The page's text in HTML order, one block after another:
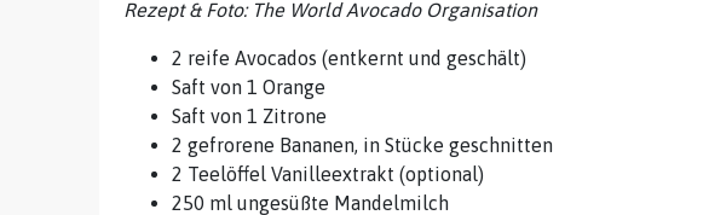
Rezept & Foto: The World Avocado Organisation
2 reife Avocados (entkernt und geschält)
Saft von 1 Orange
Saft von 1 Zitrone
2 gefrorene Bananen, in Stücke geschnitten
2 Teelöffel Vanilleextrakt (optional)
250 ml ungesüßte Mandelmilch